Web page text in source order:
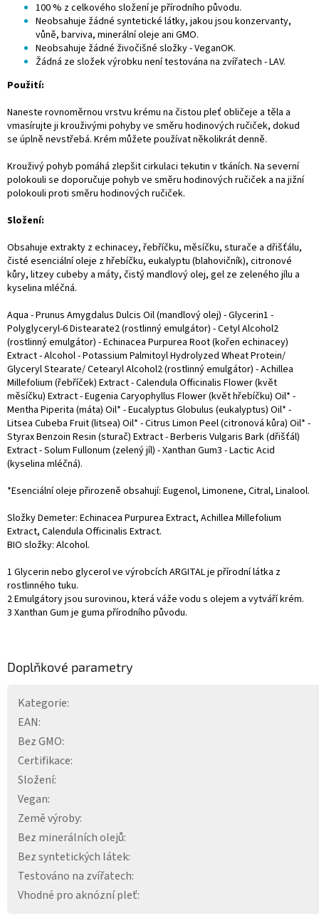
100 % z celkového složení je přírodního původu.
Neobsahuje žádné syntetické látky, jakou jsou konzervanty,
vůně, barviva, minerální oleje ani GMO.
Neobsahuje žádné živočišné složky - VeganOK.
Žádná ze složek výrobku není testována na zvířatech - LAV.
Použití:
Naneste rovnoměrnou vrstvu krému na čistou pleť obličeje a těla a
vmasírujte ji krouživými pohyby ve směru hodinových ručiček, dokud
se úplně nevstřebá. Krém můžete používat několikrát denně.
Krouživý pohyb pomáhá zlepšit cirkulaci tekutin v tkáních. Na severní
polokouli se doporučuje pohyb ve směru hodinových ručiček a na jižní
polokouli proti směru hodinových ručiček.
Složení:
Obsahuje extrakty z echinacey, řebříčku, měsíčku, sturače a dřišťálu,
čisté esenciální oleje z hřebíčku, eukalyptu (blahovičník), citronové
kůry, litzey cubeby a máty, čistý mandlový olej, gel ze zeleného jílu a
kyselina mléčná.
Aqua - Prunus Amygdalus Dulcis Oil (mandlový olej) - Glycerin1 -
Polyglyceryl-6 Distearate2 (rostlinný emulgátor) - Cetyl Alcohol2
(rostlinný emulgátor) - Echinacea Purpurea Root (kořen echinacey)
Extract - Alcohol - Potassium Palmitoyl Hydrolyzed Wheat Protein/
Glyceryl Stearate/ Cetearyl Alcohol2 (rostlinný emulgátor) - Achillea
Millefolium (řebříček) Extract - Calendula Officinalis Flower (květ
měsíčku) Extract - Eugenia Caryophyllus Flower (květ hřebíčku) Oil* -
Mentha Piperita (máta) Oil* - Eucalyptus Globulus (eukalyptus) Oil* -
Litsea Cubeba Fruit (litsea) Oil* - Citrus Limon Peel (citronová kůra) Oil* -
Styrax Benzoin Resin (sturač) Extract - Berberis Vulgaris Bark (dřišťál)
Extract - Solum Fullonum (zelený jíl) - Xanthan Gum3 - Lactic Acid
(kyselina mléčná).
*Esenciální oleje přirozeně obsahují: Eugenol, Limonene, Citral, Linalool.
Složky Demeter: Echinacea Purpurea Extract, Achillea Millefolium
Extract, Calendula Officinalis Extract.
BIO složky: Alcohol.
1 Glycerin nebo glycerol ve výrobcích ARGITAL je přírodní látka z
rostlinného tuku.
2 Emulgátory jsou surovinou, která váže vodu s olejem a vytváří krém.
3 Xanthan Gum je guma přírodního původu.
Doplňkové parametry
Kategorie:
EAN:
Bez GMO:
Certifikace:
Složení:
Vegan:
Země výroby:
Bez minerálních olejů:
Bez syntetických látek:
Testováno na zvířatech:
Vhodné pro aknózní pleť: